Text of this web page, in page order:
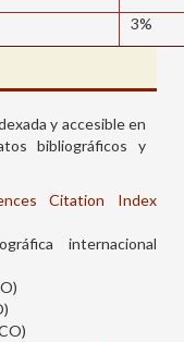
3%
y accesible en
bibliográficos y
Citation Index
internacional